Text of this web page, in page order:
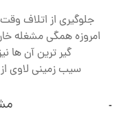
جلوگیری از اتلاف
امروزه همگی مشغله
گیر ترین آن ها
سیب زمینی لاوی